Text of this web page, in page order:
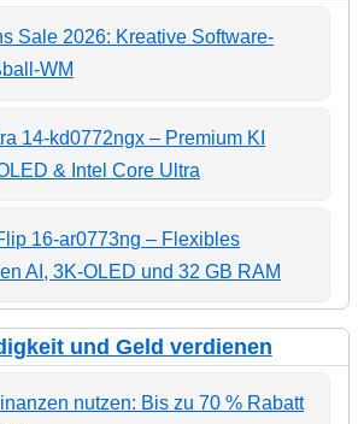
Sale 2026: Kreative Software-
WM
14-kd0772ngx – Premium KI
& Intel Core Ultra
16-ar0773ng – Flexibles
AI, 3K-OLED und 32 GB RAM
und Geld verdienen
nutzen: Bis zu 70 % Rabatt